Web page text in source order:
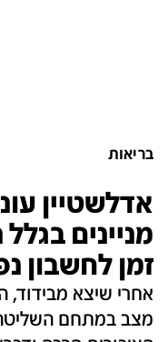
בריאות
אדלשטיין
מניינים
זמן לחשבון
אחרי שיצא מבידוד,
מצב במתחם השליטה